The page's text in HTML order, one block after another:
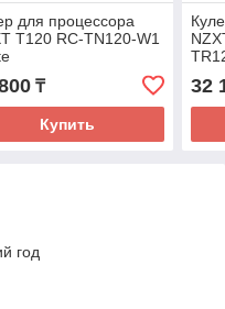
для процессора
T120 RC-TN120-W1
₸
Купить
32
год